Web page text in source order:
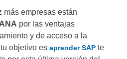
más empresas están
por las ventajas
y de acceso a la
objetivo es aprender SAP te